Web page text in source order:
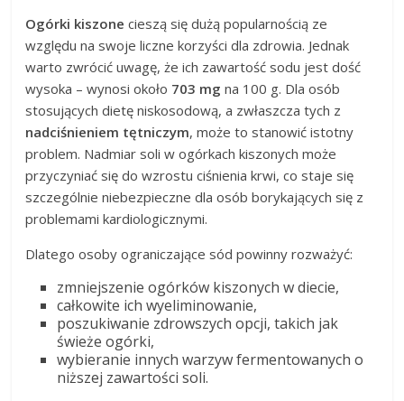
Ogórki kiszone cieszą się dużą popularnością ze
względu na swoje liczne korzyści dla zdrowia. Jednak
warto zwrócić uwagę, że ich zawartość sodu jest dość
wysoka – wynosi około 703 mg na 100 g. Dla osób
stosujących dietę niskosodową, a zwłaszcza tych z
nadciśnieniem tętniczym, może to stanowić istotny
problem. Nadmiar soli w ogórkach kiszonych może
przyczyniać się do wzrostu ciśnienia krwi, co staje się
szczególnie niebezpieczne dla osób borykających się z
problemami kardiologicznymi.
Dlatego osoby ograniczające sód powinny rozważyć:
zmniejszenie ogórków kiszonych w diecie,
całkowite ich wyeliminowanie,
poszukiwanie zdrowszych opcji, takich jak
świeże ogórki,
wybieranie innych warzyw fermentowanych o
niższej zawartości soli.